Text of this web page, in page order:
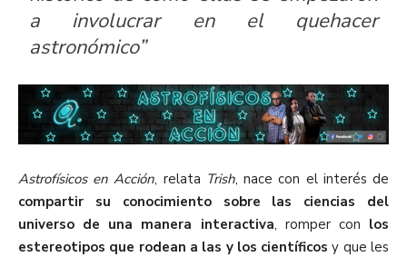
a involucrar en el quehacer
astronómico”
Astrofísicos en Acción, relata Trish, nace con el interés de
compartir su conocimiento sobre las ciencias del
universo de una manera interactiva, romper con los
estereotipos que rodean a las y los científicos y que les